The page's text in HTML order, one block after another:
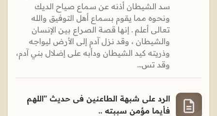
سد الشيطان أذنه عن سماع صياح الديك
ونحوه مما يقوم بسماع أهل التوفيق والله
تعالى أعلم . إنها قصة الصراع بين الإنسان
والشيطان ، وقد نزل آدم إلى الأرض ليواجه
وذريته كيد الشيطان ودأبه على إضلال بني آدم،
وقد تس...
الرد على شبهة الطاعنين فى حديث "اللهم
فأيما مؤمن سببته ..